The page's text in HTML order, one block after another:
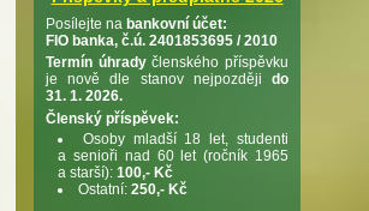
Posílejte na bankovní účet:
FIO banka, č.ú. 2401853695 / 2010
Termín úhradyčlenského příspěvku
je nově dle stanov nejpozději do
31. 1. 2026.
Členský příspěvek:
Osoby mladší 18 let, studenti
a senioři nad 60 let (ročník 1965
a starší): 100,- Kč
Ostatní: 250,- Kč